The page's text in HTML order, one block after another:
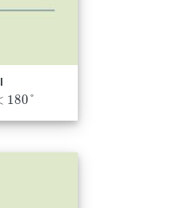
180°